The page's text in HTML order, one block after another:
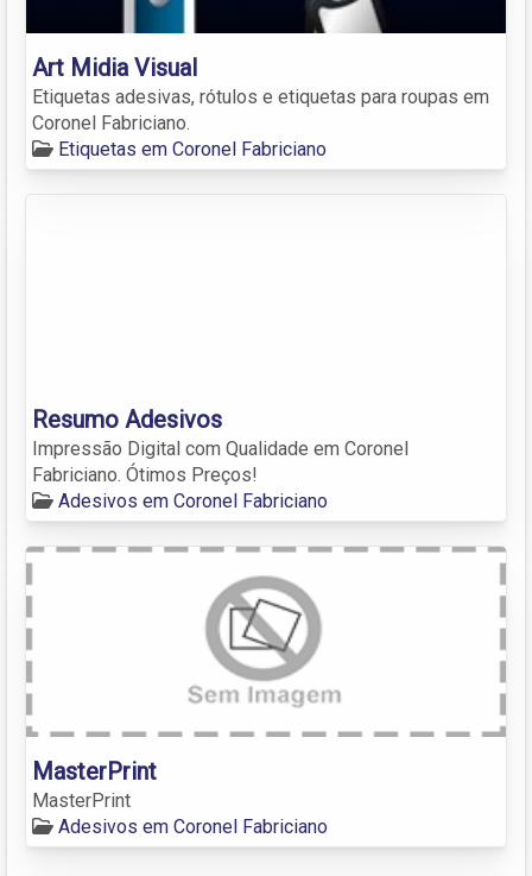
Art Midia Visual
Etiquetas adesivas, rótulos e etiquetas para roupas em
Coronel Fabriciano.
Etiquetas em Coronel Fabriciano
Resumo Adesivos
Impressão Digital com Qualidade em Coronel
Fabriciano. Ótimos Preços!
Adesivos em Coronel Fabriciano
MasterPrint
MasterPrint
Adesivos em Coronel Fabriciano